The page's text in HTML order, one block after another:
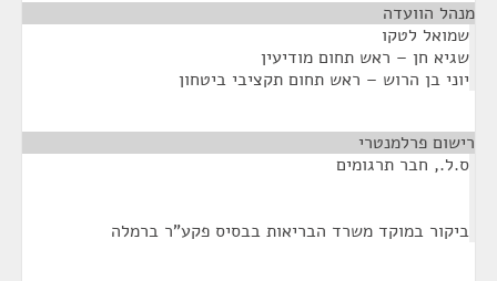
מנהל הוועדה
שמואל לטקו
שגיא חן – ראש תחום מודיעין
יוני בן הרוש – ראש תחום תקציבי ביטחון
רישום פרלמנטרי
ס.ל., חבר תרגומים
ביקור במוקד משרד הבריאות בבסיס פקע"ר ברמלה